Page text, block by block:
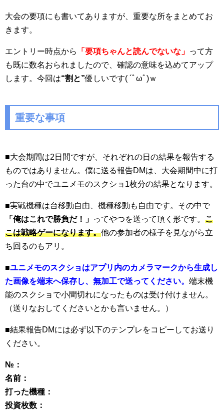
大会の要項にも書いてありますが、重要な所をまとめてお
きます。
エントリー時点から 「要項ちゃんと読んでないな」 って方
も既に数名おられましたので、確認の意味を込めてアップ
します。今回は“割と”優しいです( ´ﾟωﾟ)ｗ
重要な事項
■大会期間は2日間ですが、それぞれの日の結果を報告する
ものではありません。僕に送る報告DMは、大会期間中に打
った台の中でユニメモのスクショ1枚分の結果となります。
■実戦機種は台移動自由、機種移動も自由です。その中で
「俺はこれで勝負だ！」 ってやつを送って頂く形です。 こ
こは戦略ゲーになります。他の参加者の様子を見ながら立
ち回るのもアリ。
■ユニメモのスクショはアプリ内のカメラマークから生成し
た画像を端末へ保存し、無加工で送ってください。 端末機
能のスクショで小間切れになったものは受け付けません。
（送りなおしてくださいとかも言いません。）
■結果報告DMには必ず以下のテンプレをコピーしてお送り
ください。
№：
名前：
打った機種：
投資枚数：